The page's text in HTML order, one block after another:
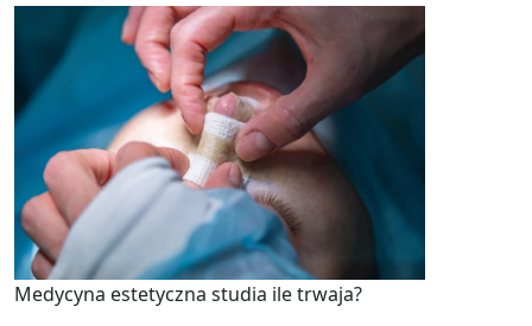
Medycyna estetyczna studia ile trwaja?